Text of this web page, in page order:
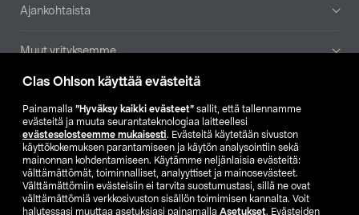
Clas Ohlson käyttää evästeitä
Painamalla ”Hyväksy kaikki evästeet” sallit, että tallennamme
evästeitä ja muuta seurantateknologiaa laitteellesi
evästeselosteemme mukaisesti. Evästeitä käytetään sivuston
käyttökokemuksen parantamiseen ja käytön analysointiin sekä
mainonnan kohdentamiseen. Käytämme neljänlaisia evästeitä:
välttämättömät, toiminnalliset, analyyttiset ja mainosevästeet.
Välttämättömiin evästeisiin ei tarvita suostumustasi, sillä ne ovat
välttämättömiä verkkosivuston sisällön toimimisen kannalta. Voit
halutessasi muuttaa asetuksiasi painamalla Asetukset. Evästeiden
Ajankohtaista
Muut yrityksemme
Etsi myymälä
SE NO FI
FI SV